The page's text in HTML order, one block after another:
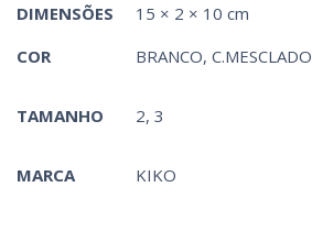
DIMENSÕES
15 × 2 × 10 cm
COR
BRANCO, C.MESCLADO
TAMANHO 2, 3
MARCA KIKO